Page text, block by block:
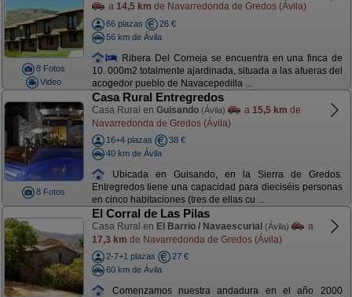
8 Fotos
Video
a 14,5 km de Navarredonda de Gredos (Ávila)
66 plazas
26 €
56 km de Ávila
Ribera Del Corneja se encuentra en una finca de
10. 000m2 totalmente ajardinada, situada a las afueras del
acogedor pueblo de Navacepedilla ...
8 Fotos
Casa Rural Entregredos
Casa Rural en Guisando (Ávila) a 15,5 km de
Navarredonda de Gredos (Ávila)
16+4 plazas
38 €
40 km de Ávila
Ubicada en Guisando, en la Sierra de Gredos.
Entregredos tiene una capacidad para dieciséis personas
en cinco habitaciones (tres de ellas cu ...
El Corral de Las Pilas
Casa Rural en El Barrio / Navaescurial (Ávila)
a
17,3 km de Navarredonda de Gredos (Ávila)
2-7+1 plazas
27 €
60 km de Ávila
Comenzamos nuestra andadura en el año 2000